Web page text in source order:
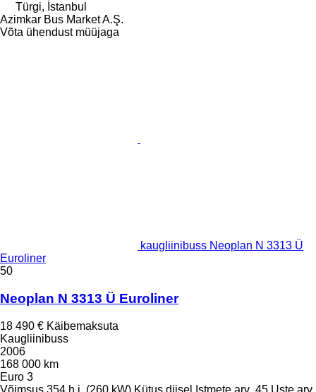
Türgi, İstanbul
Azimkar Bus Market A.Ş.
Võta ühendust müüjaga
kaugliinibuss Neoplan N 3313 Ü
Euroliner
50
Neoplan N 3313 Ü Euroliner
18 490 € Käibemaksuta
Kaugliinibuss
2006
168 000 km
Euro 3
Võimsus 354 h.j. (260 kW) Kütus diisel Istmete arv 45 Uste arv